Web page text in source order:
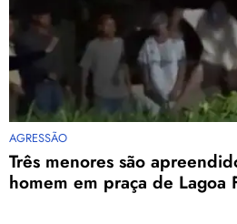
AGRESSÃO
Três menores são
homem em praça de Lagoa